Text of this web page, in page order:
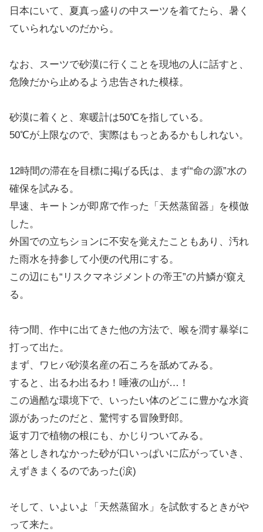
日本にいて、夏真っ盛りの中スーツを着てたら、暑く
ていられないのだから。
なお、スーツで砂漠に行くことを現地の人に話すと、
危険だから止めるよう忠告された模様。
砂漠に着くと、寒暖計は50℃を指している。
50℃が上限なので、実際はもっとあるかもしれない。
12時間の滞在を目標に掲げる氏は、まず“命の源”水の
確保を試みる。
早速、キートンが即席で作った「天然蒸留器」を模倣
した。
外国での立ちションに不安を覚えたこともあり、汚れ
た雨水を持参して小便の代用にする。
この辺にも“リスクマネジメントの帝王”の片鱗が窺え
る。
待つ間、作中に出てきた他の方法で、喉を潤す暴挙に
打って出た。
まず、ワヒバ砂漠名産の石ころを舐めてみる。
すると、出るわ出るわ！唾液の山が…！
この過酷な環境下で、いったい体のどこに豊かな水資
源があったのだと、驚愕する冒険野郎。
返す刀で植物の根にも、かじりついてみる。
落としきれなかった砂が口いっぱいに広がっていき、
えずきまくるのであった(涙)
そして、いよいよ「天然蒸留水」を試飲するときがや
って来た。